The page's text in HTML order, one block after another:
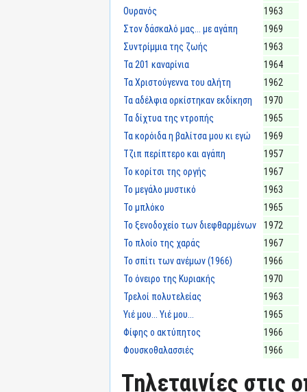
Ουρανός
1963
Στον δάσκαλό μας... με αγάπη
1969
Συντρίμμια της ζωής
1963
Τα 201 καναρίνια
1964
Τα Χριστούγεννα του αλήτη
1962
Τα αδέλφια ορκίστηκαν εκδίκηση
1970
Τα δίχτυα της ντροπής
1965
Τα κορόιδα η βαλίτσα μου κι εγώ
1969
Τζιπ περίπτερο και αγάπη
1957
Το κορίτσι της οργής
1967
Το μεγάλο μυστικό
1963
Το μπλόκο
1965
Το ξενοδοχείο των διεφθαρμένων
1972
Το πλοίο της χαράς
1967
Το σπίτι των ανέμων (1966)
1966
Το όνειρο της Κυριακής
1970
Τρελοί πολυτελείας
1963
Υιέ μου... Υιέ μου...
1965
Φίφης ο ακτύπητος
1966
Φουσκοθαλασσιές
1966
Τηλεταινίες στις